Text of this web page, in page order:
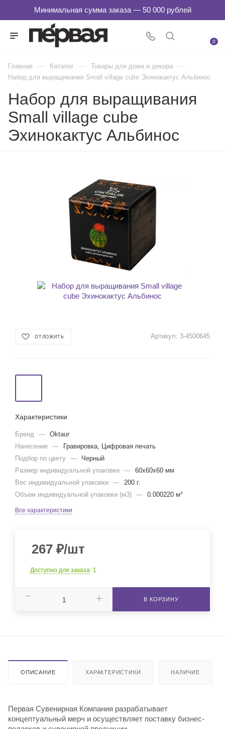
0
Главная — Каталог — Товары для дома и декора —
Набор для выращивания Small village cube Эхинокактус Альбинос
Набор для выращивания
Small village cube
Эхинокактус Альбинос
ОТЛОЖИТЬ Артикул: 3-4500645
Характеристики
Бренд — Oktaur
Нанесение —
Гравировка, Цифровая печать
Подбор по цвету —
Черный
Размер индивидуальной упаковки — 60x60x60 мм
Вес индивидуальной упаковки — 200 г.
Объем индивидуальной упаковки (м3) — 0.000220 м³
Все характеристики
267 ₽/шт
Доступно для заказа: 1
В КОРЗИНУ
ОПИСАНИЕ ХАРАКТЕРИСТИКИ НАЛИЧИЕ
Первая Сувенирная Компания разрабатывает
концептуальный мерч и осуществляет поставку бизнес-